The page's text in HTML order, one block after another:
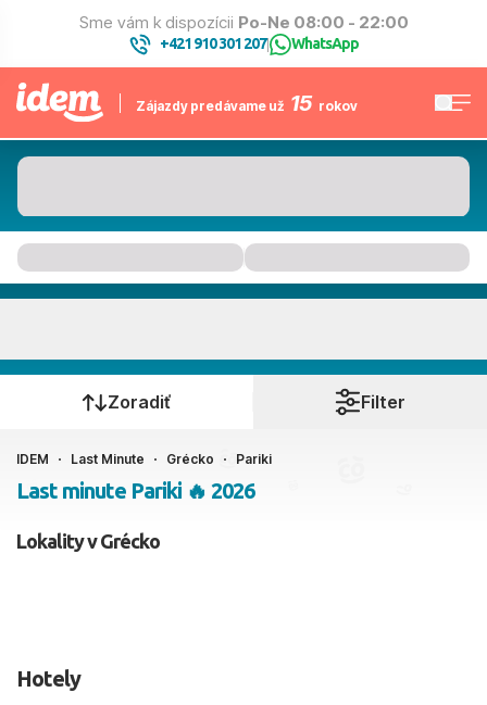
Sme vám k dispozícii Po-Ne 08:00 - 22:00
+421 910 301 207| WhatsApp
Zájazdy predávame už 15 rokov
Kedy cestujete?
Ako cestujete?
2 dospelí, 0 deti
Zoradiť Filter
IDEM Last Minute Grécko Pariki
Last minute Pariki 🔥 2026
Lokality v Grécko
Hotely